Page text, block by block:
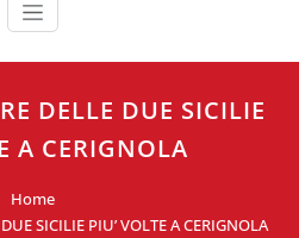
DELLE DUE SICILIE
A CERIGNOLA
Home
SICILIE PIU’ VOLTE A CERIGNOLA